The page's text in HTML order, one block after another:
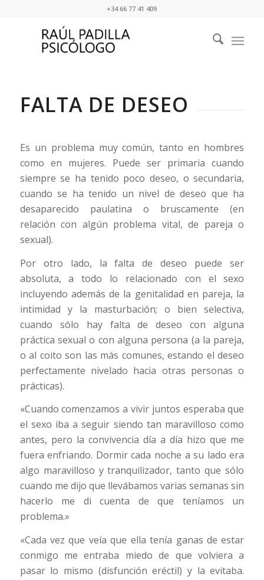
+34 66 77 41 409
FALTA DE DESEO
Es un problema muy común, tanto en hombres
como en mujeres. Puede ser primaria cuando
siempre se ha tenido poco deseo, o secundaria,
cuando se ha tenido un nivel de deseo que ha
desaparecido paulatina o bruscamente (en
relación con algún problema vital, de pareja o
sexual).
Por otro lado, la falta de deseo puede ser
absoluta, a todo lo relacionado con el sexo
incluyendo además de la genitalidad en pareja, la
intimidad y la masturbación; o bien selectiva,
cuando sólo hay falta de deseo con alguna
práctica sexual o con alguna persona (a la pareja,
o al coito son las más comunes, estando el deseo
perfectamente nivelado hacia otras personas o
prácticas).
«Cuando comenzamos a vivir juntos esperaba que
el sexo iba a seguir siendo tan maravilloso como
antes, pero la convivencia día a día hizo que me
fuera enfriando. Dormir cada noche a su lado era
algo maravilloso y tranquilizador, tanto que sólo
cuando me dijo que llevábamos varias semanas sin
hacerlo me di cuenta de que teníamos un
problema.»
«Cada vez que veía que ella tenía ganas de estar
conmigo me entraba miedo de que volviera a
pasar lo mismo (disfunción eréctil) y la evitaba.